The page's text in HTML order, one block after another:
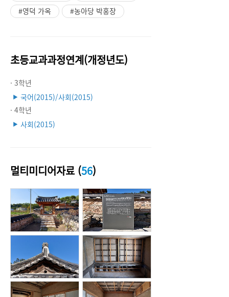
#영덕 가옥
#농아당 박홍장
초등교과과정연계(개정년도)
· 3학년
▶ 국어(2015)/사회(2015)
· 4학년
▶ 사회(2015)
멀티미디어자료 (56)